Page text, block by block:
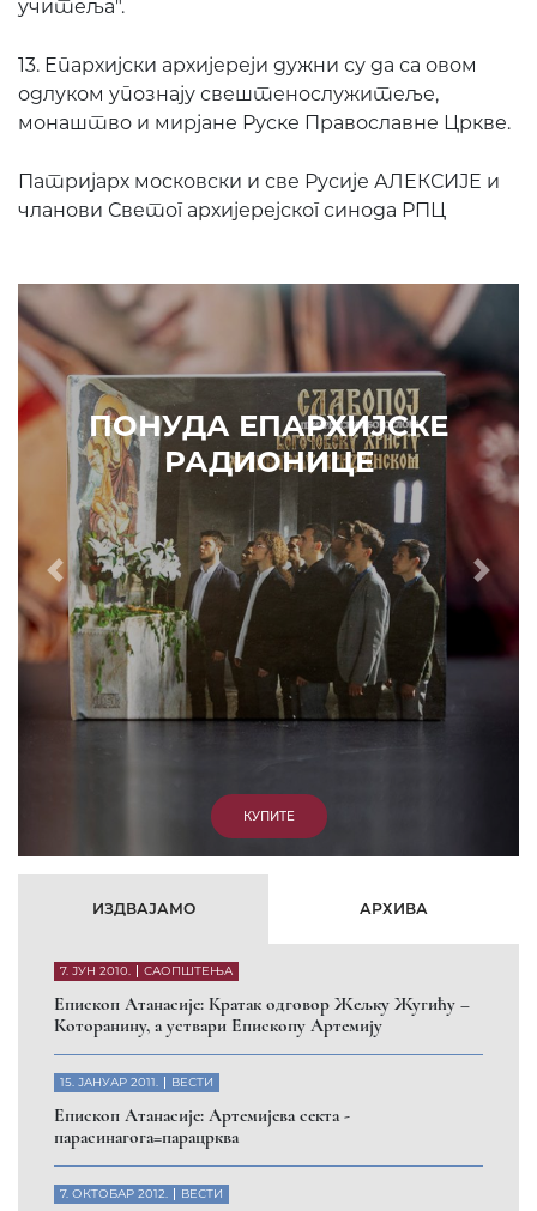
учитеља".
13. Епархијски архијереји дужни су да са овом
одлуком упознају свештенослужитеље,
монаштво и мирјане Руске Православне Цркве.
Патријарх московски и све Русије АЛЕКСИЈЕ и
чланови Светог архијерејског синода РПЦ
ПОНУДА ЕПАРХИЈСКЕ
РАДИОНИЦЕ
КУПИТЕ
Prethodni
ИЗДВАЈАМО АРХИВА
7. ЈУН 2010. САОПШТЕЊА
Eпископ Атанасије: Кратак одговор Жељку Жугићу –
Которанину, а уствари Епископу Артемију
15. ЈАНУАР 2011. ВЕСТИ
Eпископ Атанасије: Артемијева секта -
парасинагога=парацрква
7. ОКТОБАР 2012. ВЕСТИ